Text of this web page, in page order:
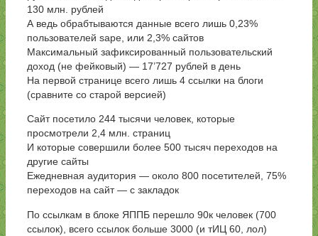
130 млн. рублей
А ведь обрабтываются данные всего лишь 0,23%
пользователей sape, или 2,3% сайтов
Максимальный зафиксированный пользовательский
доход (не фейковый) — 17’727 рублей в день
На первой странице всего лишь 4 ссылки на блоги
(сравните со старой версией)
Сайт посетило 244 тысячи человек, которые
просмотрели 2,4 млн. страниц
И которые совершили более 500 тысяч переходов на
другие сайты
Ежедневная аудитория — около 800 посетителей, 75%
переходов на сайт — с закладок
По ссылкам в блоке ЯППБ перешло 90к человек (700
ссылок), всего ссылок больше 3000 (и тИЦ 60, лол)